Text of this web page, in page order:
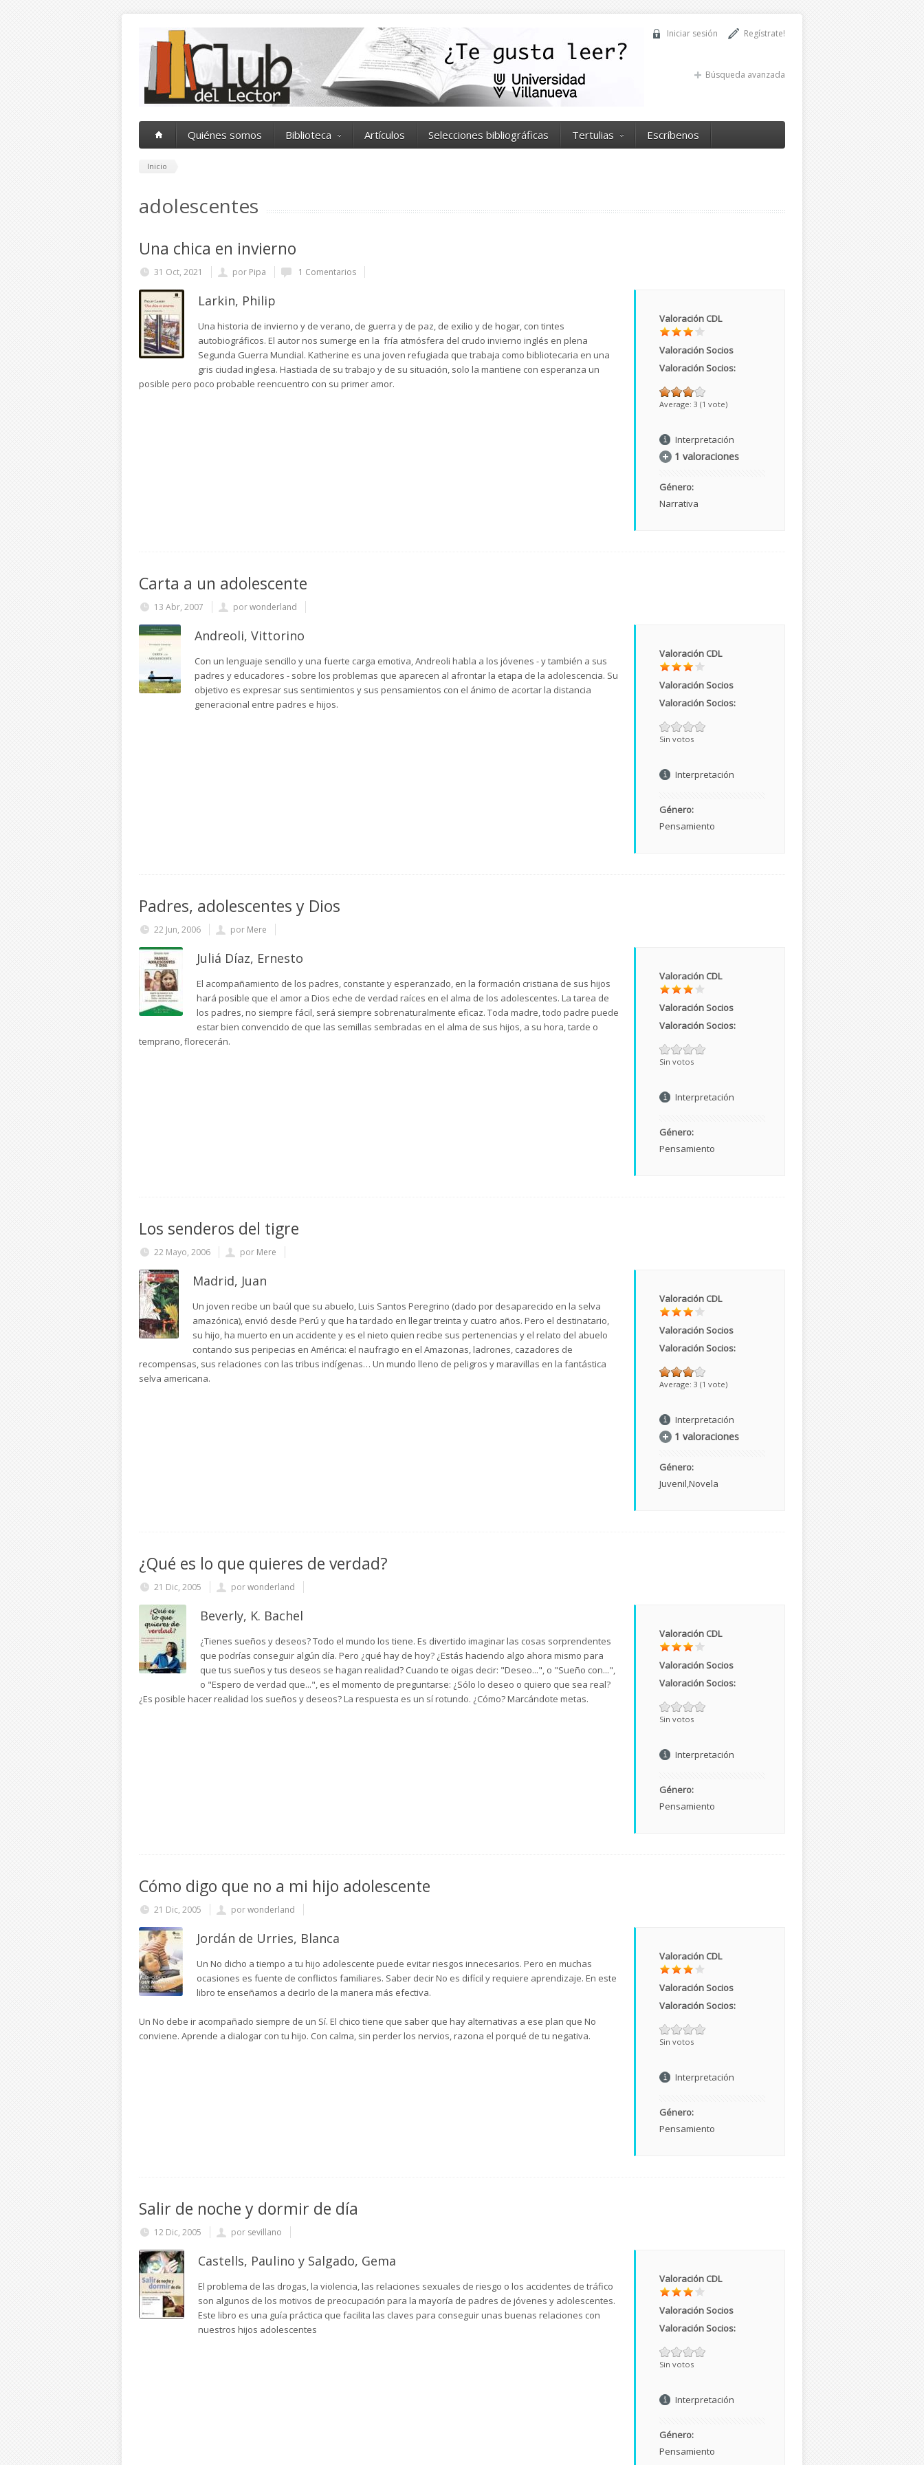
Regístrate!
Iniciar sesión
Búsqueda avanzada
Quiénes somos Biblioteca Artículos Selecciones bibliográficas Tertulias Escríbenos
Inicio
adolescentes
Una chica en invierno
31 Oct, 2021 por Pipa 1 Comentarios
Larkin, Philip
Una historia de invierno y de verano, de guerra y de paz, de exilio y de hogar, con tintes
autobiográficos. El autor nos sumerge en la fría atmósfera del crudo invierno inglés en plena
Segunda Guerra Mundial. Katherine es una joven refugiada que trabaja como bibliotecaria en una
gris ciudad inglesa. Hastiada de su trabajo y de su situación, solo la mantiene con esperanza un
posible pero poco probable reencuentro con su primer amor.
Valoración CDL
Valoración Socios
Valoración Socios:
Average: 3 (1 vote)
Interpretación
1 valoraciones
Género:
Narrativa
Carta a un adolescente
13 Abr, 2007 porwonderland
Andreoli, Vittorino
Con un lenguaje sencillo y una fuerte carga emotiva, Andreoli habla a los jóvenes - y también a sus
padres y educadores - sobre los problemas que aparecen al afrontar la etapa de la adolescencia. Su
objetivo es expresar sus sentimientos y sus pensamientos con el ánimo de acortar la distancia
generacional entre padres e hijos.
Valoración CDL
Valoración Socios
Valoración Socios:
Sin votos
Interpretación
Género:
Pensamiento
Padres, adolescentes y Dios
22 Jun, 2006 por Mere
Juliá Díaz, Ernesto
El acompañamiento de los padres, constante y esperanzado, en la formación cristiana de sus hijos
hará posible que el amor a Dios eche de verdad raíces en el alma de los adolescentes. La tarea de
los padres, no siempre fácil, será siempre sobrenaturalmente eficaz. Toda madre, todo padre puede
estar bien convencido de que las semillas sembradas en el alma de sus hijos, a su hora, tarde o
temprano, florecerán.
Valoración CDL
Valoración Socios
Valoración Socios:
Sin votos
Interpretación
Género:
Pensamiento
Los senderos del tigre
22 Mayo, 2006 por Mere
Madrid, Juan
Un joven recibe un baúl que su abuelo, Luis Santos Peregrino (dado por desaparecido en la selva
amazónica), envió desde Perú y que ha tardado en llegar treinta y cuatro años. Pero el destinatario,
su hijo, ha muerto en un accidente y es el nieto quien recibe sus pertenencias y el relato del abuelo
contando sus peripecias en América: el naufragio en el Amazonas, ladrones, cazadores de
recompensas, sus relaciones con las tribus indígenas… Un mundo lleno de peligros y maravillas en la fantástica
selva americana.
Valoración CDL
Valoración Socios
Valoración Socios:
Average: 3 (1 vote)
Interpretación
1 valoraciones
Género:
Juvenil Novela
¿Qué es lo que quieres de verdad?
21 Dic, 2005 porwonderland
Beverly, K. Bachel
¿Tienes sueños y deseos? Todo el mundo los tiene. Es divertido imaginar las cosas sorprendentes
que podrías conseguir algún día. Pero ¿qué hay de hoy? ¿Estás haciendo algo ahora mismo para
que tus sueños y tus deseos se hagan realidad? Cuando te oigas decir: "Deseo...", o "Sueño con...",
o "Espero de verdad que...", es el momento de preguntarse: ¿Sólo lo deseo o quiero que sea real?
¿Es posible hacer realidad los sueños y deseos? La respuesta es un sí rotundo. ¿Cómo? Marcándote metas.
Valoración CDL
Valoración Socios
Valoración Socios:
Sin votos
Interpretación
Género:
Pensamiento
Cómo digo que no a mi hijo adolescente
21 Dic, 2005 porwonderland
Jordán de Urries, Blanca
Un No dicho a tiempo a tu hijo adolescente puede evitar riesgos innecesarios. Pero en muchas
ocasiones es fuente de conflictos familiares. Saber decir No es difícil y requiere aprendizaje. En este
libro te enseñamos a decirlo de la manera más efectiva.
Un No debe ir acompañado siempre de un Sí. El chico tiene que saber que hay alternativas a ese plan que No
conviene. Aprende a dialogar con tu hijo. Con calma, sin perder los nervios, razona el porqué de tu negativa.
Valoración CDL
Valoración Socios
Valoración Socios:
Sin votos
Interpretación
Género:
Pensamiento
Salir de noche y dormir de día
12 Dic, 2005 por sevillano
Castells, Paulino y Salgado, Gema
El problema de las drogas, la violencia, las relaciones sexuales de riesgo o los accidentes de tráfico
son algunos de los motivos de preocupación para la mayoría de padres de jóvenes y adolescentes.
Este libro es una guía práctica que facilita las claves para conseguir unas buenas relaciones con
nuestros hijos adolescentes
Valoración CDL
Valoración Socios
Valoración Socios:
Sin votos
Interpretación
Género:
Pensamiento